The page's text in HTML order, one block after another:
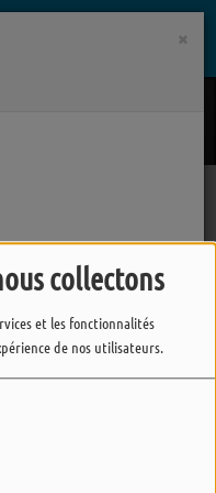
collectons
et les fonctionnalités
de nos utilisateurs.
×
FERMER